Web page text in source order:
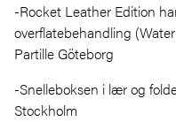
-Rocket Leather Edition
overflatebehandling
Partille Göteborg
-Snelleboksen i lær og
Stockholm